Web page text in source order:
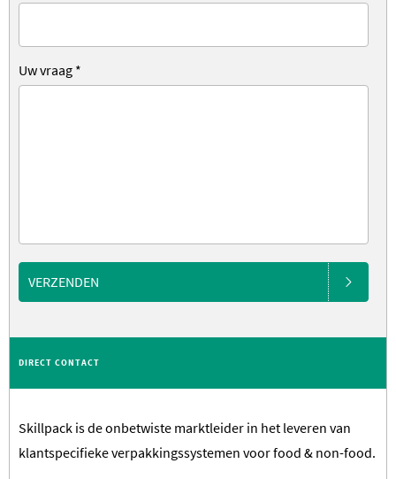
Uw vraag *
VERZENDEN
DIRECT CONTACT
Skillpack is de onbetwiste marktleider in het leveren van
klantspecifieke verpakkingssystemen voor food & non-food.